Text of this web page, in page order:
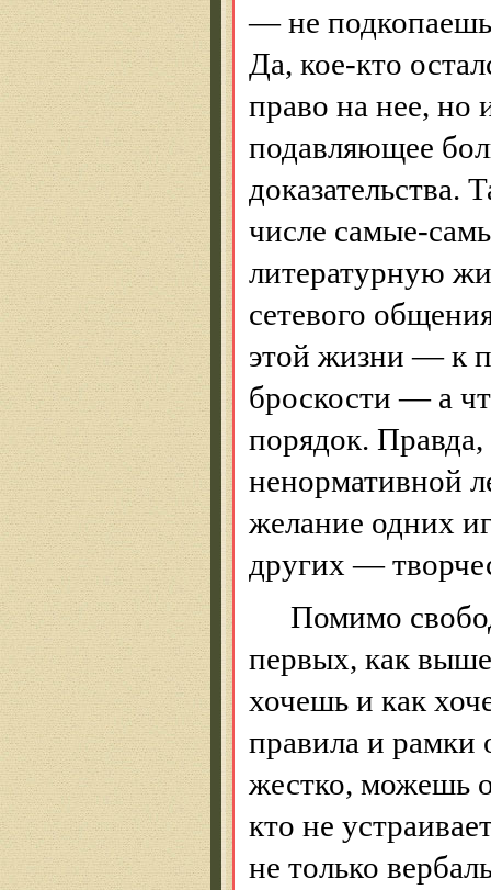
— не
Да, кое-кто
право на нее, но
подавляющее
доказательства.
числе самые-
литературную
сетевого
этой жизни — к
броскости — а
порядок. Правда,
ненормативной
желание одних
других —
Помимо
первых, как
хочешь и как
правила и рамки
жестко, можешь
кто не
не только